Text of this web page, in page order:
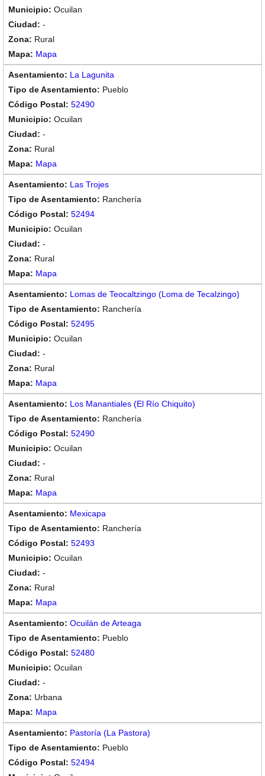
Ocuilan
-
Rural
Mapa
La Lagunita
Pueblo
52490
Ocuilan
-
Rural
Mapa
Las Trojes
Ranchería
52494
Ocuilan
-
Rural
Mapa
Lomas de Teocaltzingo (Loma de Tecalzingo)
Ranchería
52495
Ocuilan
-
Rural
Mapa
Los Manantiales (El Río Chiquito)
Ranchería
52490
Ocuilan
-
Rural
Mapa
Mexicapa
Ranchería
52493
Ocuilan
-
Rural
Mapa
Ocuilán de Arteaga
Pueblo
52480
Ocuilan
-
Urbana
Mapa
Pastoría (La Pastora)
Pueblo
52494